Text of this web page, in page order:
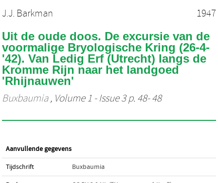
J.J. Barkman 1947
Uit de oude doos. De excursie van de
voormalige Bryologische Kring (26-4-
'42). Van Ledig Erf (Utrecht) langs de
Kromme Rijn naar het landgoed
'Rhijnauwen'
Buxbaumia, Volume 1 - Issue 3 p. 48- 48
Aanvullende gegevens
Tijdschrift Buxbaumia